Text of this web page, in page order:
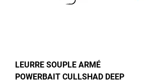
LEURRE SOUPLE ARMÉ
POWERBAIT CULLSHAD DEEP